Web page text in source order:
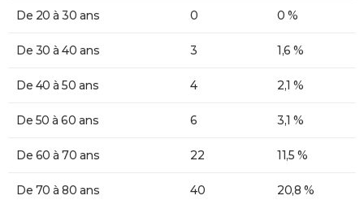
De 20 à 30 ans 0 0 %
De 30 à 40 ans 3 1,6 %
De 40 à 50 ans 4 2,1 %
De 50 à 60 ans 6 3,1 %
De 60 à 70 ans 22 11,5 %
De 70 à 80 ans 40 20,8 %